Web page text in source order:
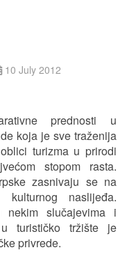
10 July 2012
prednosti u
koja je sve traženija
turizma u prirodi
stopom rasta.
zasnivaju se na
naslijeđa.
slučajevima i
turističko tržište je
privrede.